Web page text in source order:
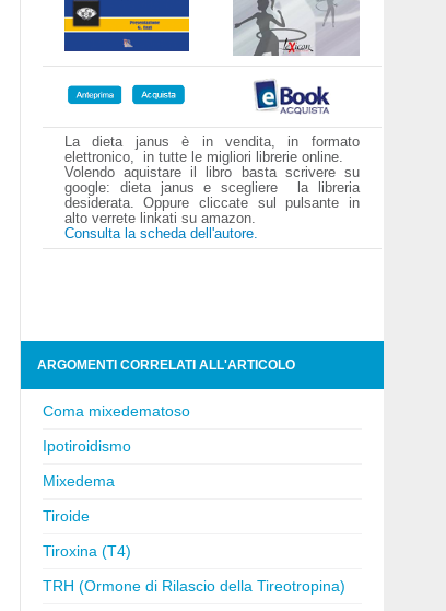
La dieta janus è in vendita, in formato
elettronico, in tutte le migliori librerie online.
Volendo aquistare il libro basta scrivere su
google: dieta janus e scegliere la libreria
desiderata. Oppure cliccate sul pulsante in
alto verrete linkati su amazon.
Consulta la scheda dell'autore.
ARGOMENTI CORRELATI ALL'ARTICOLO
Coma mixedematoso
Ipotiroidismo
Mixedema
Tiroide
Tiroxina (T4)
TRH (Ormone di Rilascio della Tireotropina)